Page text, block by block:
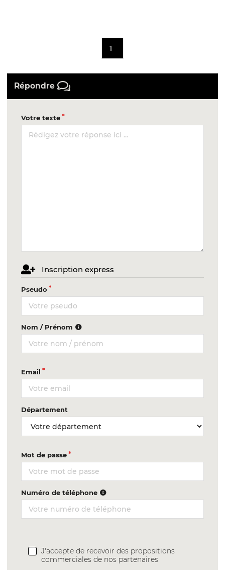
1
Répondre
Votre texte
Inscription express
Pseudo
Nom / Prénom
Email
Département
Mot de passe
Numéro de téléphone
J'accepte de recevoir des propositions
commerciales de nos partenaires